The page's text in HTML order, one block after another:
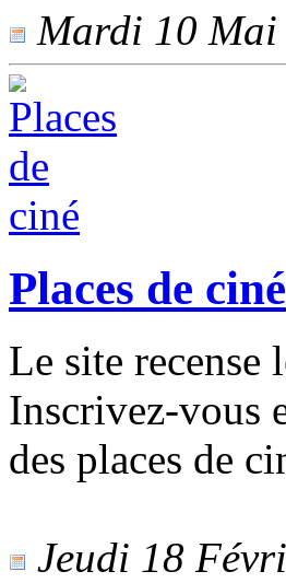
Mardi 10 Mai
Places de ciné
Le site recense
Inscrivez-vous
des places de
Jeudi 18